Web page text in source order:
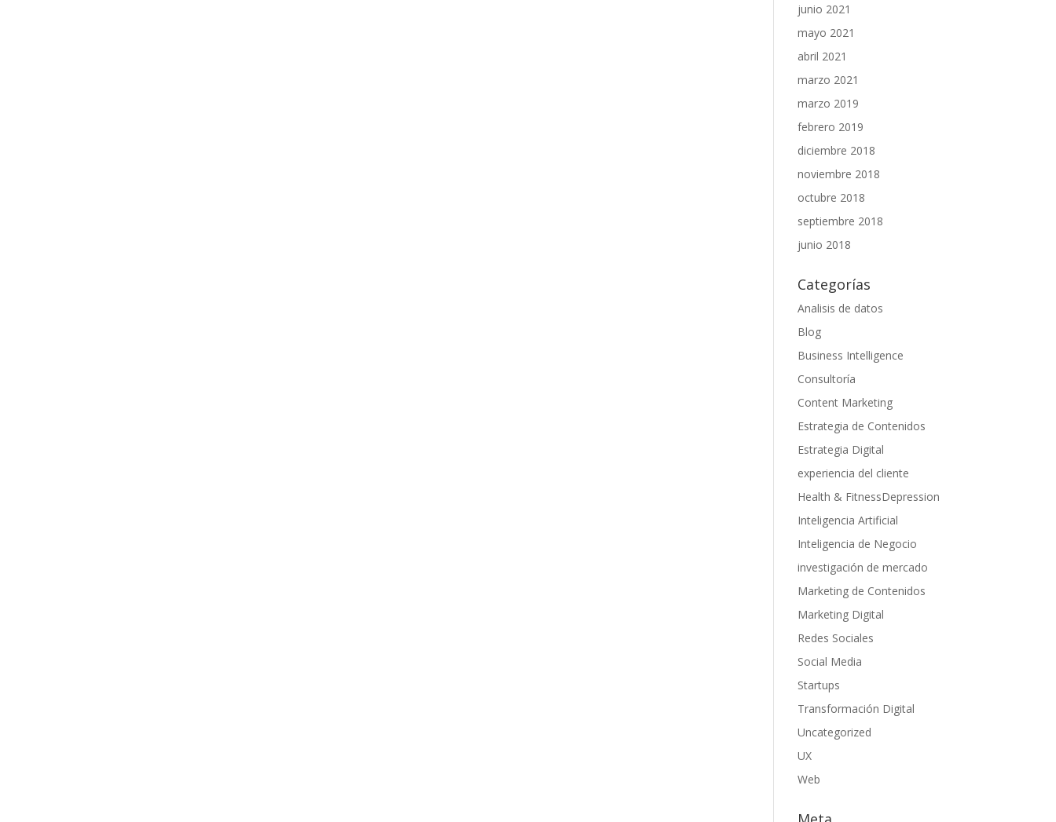
junio 2021
mayo 2021
abril 2021
marzo 2021
marzo 2019
febrero 2019
diciembre 2018
noviembre 2018
octubre 2018
septiembre 2018
junio 2018
Categorías
Analisis de datos
Blog
Business Intelligence
Consultoría
Content Marketing
Estrategia de Contenidos
Estrategia Digital
experiencia del cliente
Health & FitnessDepression
Inteligencia Artificial
Inteligencia de Negocio
investigación de mercado
Marketing de Contenidos
Marketing Digital
Redes Sociales
Social Media
Startups
Transformación Digital
Uncategorized
UX
Web